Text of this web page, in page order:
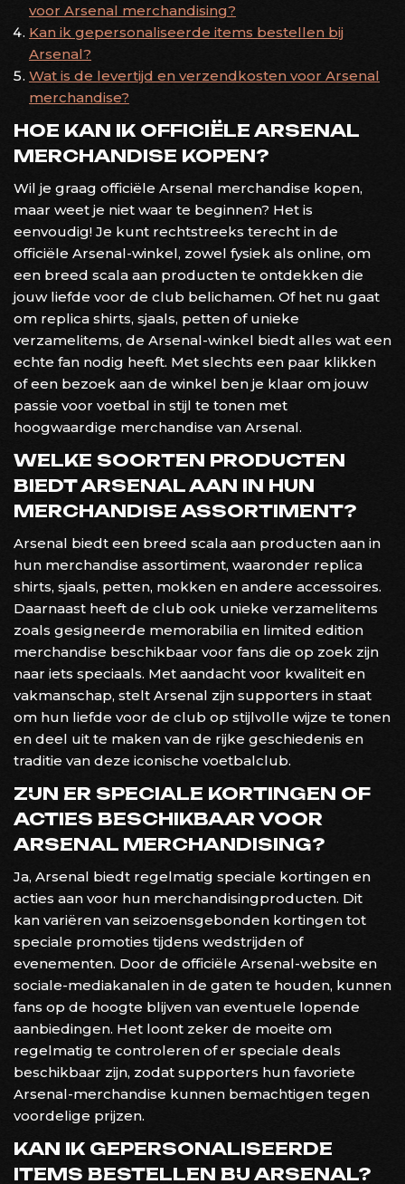
voor Arsenal merchandising?
Kan ik gepersonaliseerde items bestellen bij
Arsenal?
Wat is de levertijd en verzendkosten voor Arsenal
merchandise?
HOE KAN IK OFFICIËLE ARSENAL
MERCHANDISE KOPEN?
Wil je graag officiële Arsenal merchandise kopen,
maar weet je niet waar te beginnen? Het is
eenvoudig! Je kunt rechtstreeks terecht in de
officiële Arsenal-winkel, zowel fysiek als online, om
een breed scala aan producten te ontdekken die
jouw liefde voor de club belichamen. Of het nu gaat
om replica shirts, sjaals, petten of unieke
verzamelitems, de Arsenal-winkel biedt alles wat een
echte fan nodig heeft. Met slechts een paar klikken
of een bezoek aan de winkel ben je klaar om jouw
passie voor voetbal in stijl te tonen met
hoogwaardige merchandise van Arsenal.
WELKE SOORTEN PRODUCTEN
BIEDT ARSENAL AAN IN HUN
MERCHANDISE ASSORTIMENT?
Arsenal biedt een breed scala aan producten aan in
hun merchandise assortiment, waaronder replica
shirts, sjaals, petten, mokken en andere accessoires.
Daarnaast heeft de club ook unieke verzamelitems
zoals gesigneerde memorabilia en limited edition
merchandise beschikbaar voor fans die op zoek zijn
naar iets speciaals. Met aandacht voor kwaliteit en
vakmanschap, stelt Arsenal zijn supporters in staat
om hun liefde voor de club op stijlvolle wijze te tonen
en deel uit te maken van de rijke geschiedenis en
traditie van deze iconische voetbalclub.
ZIJN ER SPECIALE KORTINGEN OF
ACTIES BESCHIKBAAR VOOR
ARSENAL MERCHANDISING?
Ja, Arsenal biedt regelmatig speciale kortingen en
acties aan voor hun merchandisingproducten. Dit
kan variëren van seizoensgebonden kortingen tot
speciale promoties tijdens wedstrijden of
evenementen. Door de officiële Arsenal-website en
sociale-mediakanalen in de gaten te houden, kunnen
fans op de hoogte blijven van eventuele lopende
aanbiedingen. Het loont zeker de moeite om
regelmatig te controleren of er speciale deals
beschikbaar zijn, zodat supporters hun favoriete
Arsenal-merchandise kunnen bemachtigen tegen
voordelige prijzen.
KAN IK GEPERSONALISEERDE
ITEMS BESTELLEN BIJ ARSENAL?